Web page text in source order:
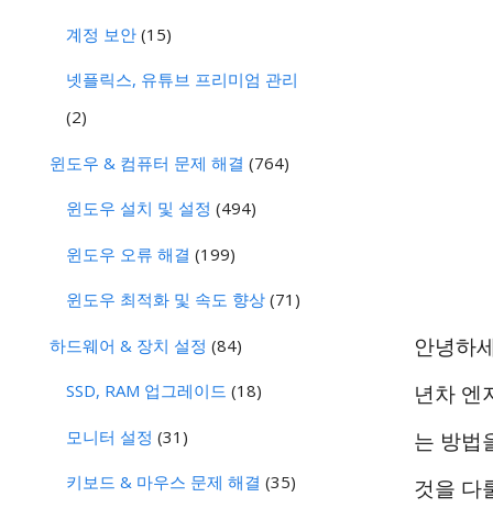
안녕하
년차 엔
는 방법
것을 다
계정 보안 (15)
넷플릭스, 유튜브 프리미엄 관리
(2)
윈도우 & 컴퓨터 문제 해결 (764)
윈도우 설치 및 설정 (494)
윈도우 오류 해결 (199)
윈도우 최적화 및 속도 향상 (71)
하드웨어 & 장치 설정 (84)
SSD, RAM 업그레이드 (18)
모니터 설정 (31)
키보드 & 마우스 문제 해결 (35)